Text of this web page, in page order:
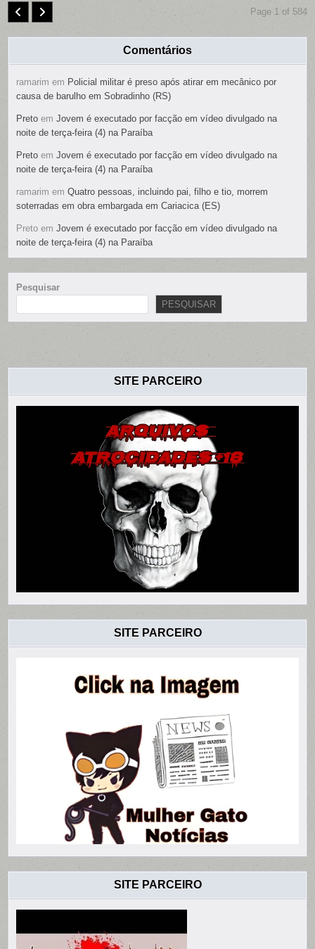
Page 1 of 584
Comentários
ramarim em Policial militar é preso após atirar em mecânico por
causa de barulho em Sobradinho (RS)
Preto emJovem é executado por facção em vídeo divulgado na
noite de terça-feira (4) na Paraíba
Preto emJovem é executado por facção em vídeo divulgado na
noite de terça-feira (4) na Paraíba
ramarim emQuatro pessoas, incluindo pai, filho e tio, morrem
soterradas em obra embargada em Cariacica (ES)
Preto emJovem é executado por facção em vídeo divulgado na
noite de terça-feira (4) na Paraíba
Pesquisar
PESQUISAR
SITE PARCEIRO
SITE PARCEIRO
SITE PARCEIRO